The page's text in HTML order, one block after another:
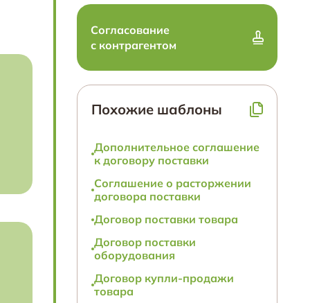
Согласование
с контрагентом
Похожие шаблоны
Дополнительное соглашение
к договору поставки
Соглашение о расторжении
договора поставки
Договор поставки товара
Договор поставки
оборудования
Договор купли-продажи
товара